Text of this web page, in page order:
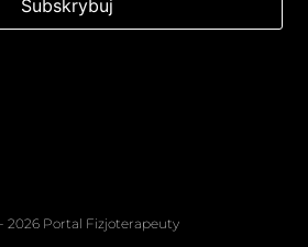
- 2026 Portal Fizjoterapeuty